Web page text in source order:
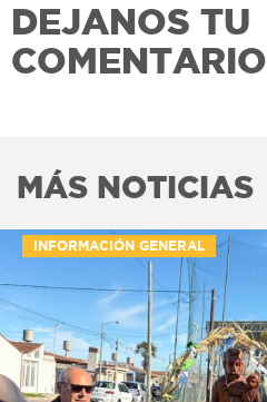
DEJANOS TU
COMENTARIO
MÁS NOTICIAS
INFORMACIÓN GENERAL